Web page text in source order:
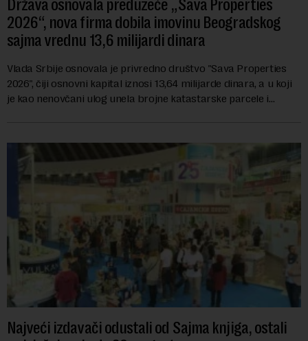
Država osnovala preduzeće „Sava Properties
2026“, nova firma dobila imovinu Beogradskog
sajma vrednu 13,6 milijardi dinara
Vlada Srbije osnovala je privredno društvo "Sava Properties
2026", čiji osnovni kapital iznosi 13,64 milijarde dinara, a u koji
je kao nenovčani ulog unela brojne katastarske parcele i
Najveći izdavači odustali od Sajma knjiga, ostali